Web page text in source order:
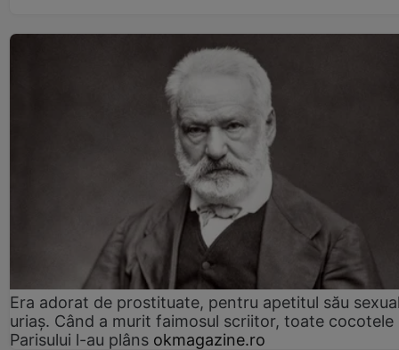
Era adorat de prostituate, pentru apetitul său
uriaș. Când a murit faimosul scriitor, toate cocotele
Parisului l-au plâns okmagazine.ro